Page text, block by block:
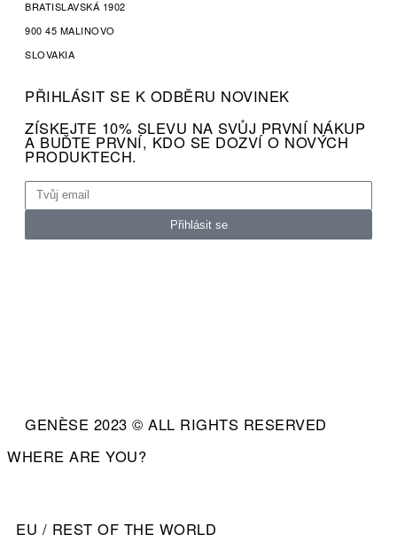
BRATISLAVSKÁ 1902
900 45 MALINOVO
SLOVAKIA
PŘIHLÁSIT SE K ODBĚRU NOVINEK
ZÍSKEJTE 10% SLEVU NA SVŮJ PRVNÍ NÁKUP
A BUĎTE PRVNÍ, KDO SE DOZVÍ O NOVÝCH
PRODUKTECH.
Přihlásit se
GENÈSE 2023 © ALL RIGHTS RESERVED
WHERE ARE YOU?
EU / REST OF THE WORLD